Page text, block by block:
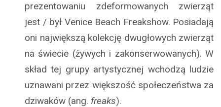
prezentowaniu zdeformowanych zwierząt
jest / był Venice Beach Freakshow. Posiadają
oni największą kolekcję dwugłowych zwierząt
na świecie (żywych i zakonserwowanych). W
skład tej grupy artystycznej wchodzą ludzie
uznawani przez większość społeczeństwa za
dziwaków (ang. freaks).